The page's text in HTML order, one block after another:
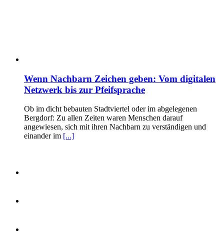
Wenn Nachbarn Zeichen geben: Vom digitalen
Netzwerk bis zur Pfeifsprache
Ob im dicht bebauten Stadtviertel oder im abgelegenen
Bergdorf: Zu allen Zeiten waren Menschen darauf
angewiesen, sich mit ihren Nachbarn zu verständigen und
einander im [...]